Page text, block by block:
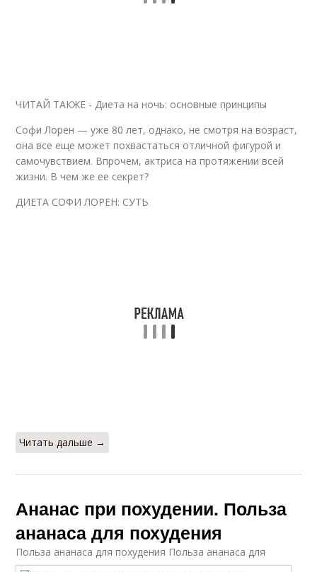
ЧИТАЙ ТАКЖЕ - Диета на ночь: основные принципы
Софи Лорен — уже 80 лет, однако, не смотря на возраст,
она все еще может похвастаться отличной фигурой и
самочувствием. Впрочем, актриса на протяжении всей
жизни. В чем же ее секрет?
ДИЕТА СОФИ ЛОРЕН: СУТЬ
Читать дальше →
Ананас при похудении. Польза
ананаса для похудения
Польза ананаса для похудения Польза ананаса для